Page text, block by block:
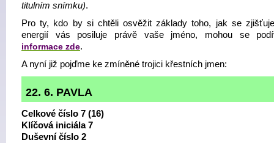
titulním snímku).
Pro ty, kdo by si chtěli osvěžit základy toho, jak se
energií vás posiluje právě vaše jméno, mohou se
informace zde.
A nyní již pojďme ke zmíněné trojici křestních jmen:
22. 6. PAVLA
Celkové číslo 7 (16)
Klíčová iniciála 7
Duševní číslo 2